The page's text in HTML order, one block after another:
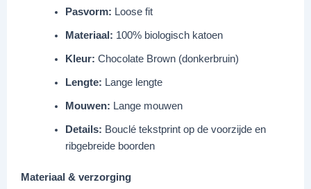
Pasvorm: Loose fit
Materiaal: 100% biologisch katoen
Kleur: Chocolate Brown (donkerbruin)
Lengte: Lange lengte
Mouwen: Lange mouwen
Details: Bouclé tekstprint op de voorzijde en
ribgebreide boorden
Materiaal & verzorging